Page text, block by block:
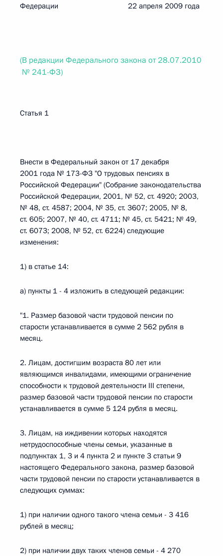
Федерации 22 апреля 2009 года
(В редакции Федерального закона от 28.07.2010
№ 241-ФЗ)
Статья 1
Внести в Федеральный закон от 17 декабря
2001 года № 173-ФЗ "О трудовых пенсиях в
Российской Федерации" (Собрание законодательства
Российской Федерации, 2001, № 52, ст. 4920; 2003,
№ 48, ст. 4587; 2004, № 35, ст. 3607; 2005, № 8,
ст. 605; 2007, № 40, ст. 4711; № 45, ст. 5421; № 49,
ст. 6073; 2008, № 52, ст. 6224) следующие
изменения:
1) в статье 14:
а) пункты 1 - 4 изложить в следующей редакции:
"1. Размер базовой части трудовой пенсии по
старости устанавливается в сумме 2 562 рубля в
месяц.
2. Лицам, достигшим возраста 80 лет или
являющимся инвалидами, имеющими ограничение
способности к трудовой деятельности III степени,
размер базовой части трудовой пенсии по старости
устанавливается в сумме 5 124 рубля в месяц.
3. Лицам, на иждивении которых находятся
нетрудоспособные члены семьи, указанные в
подпунктах 1, 3 и 4 пункта 2 и пункте 3 статьи 9
настоящего Федерального закона, размер базовой
части трудовой пенсии по старости устанавливается в
следующих суммах:
1) при наличии одного такого члена семьи - 3 416
рублей в месяц;
2) при наличии двух таких членов семьи - 4 270